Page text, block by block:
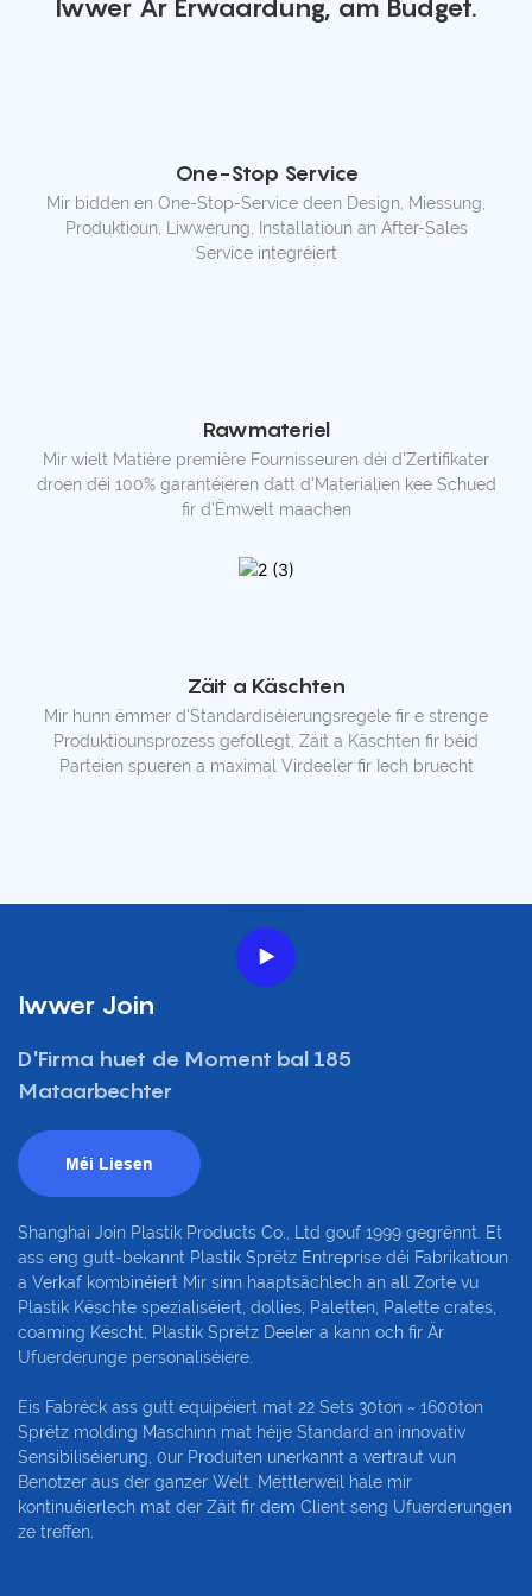
Iwwer Är Erwaardung, am Budget.
One-Stop Service
Mir bidden en One-Stop-Service deen Design, Miessung,
Produktioun, Liwwerung, Installatioun an After-Sales
Service integréiert
Rawmateriel
Mir wielt Matière première Fournisseuren déi d'Zertifikater
droen déi 100% garantéieren datt d'Materialien kee Schued
fir d'Ëmwelt maachen
Zäit a Käschten
Mir hunn ëmmer d'Standardiséierungsregele fir e strenge
Produktiounsprozess gefollegt, Zäit a Käschten fir béid
Parteien spueren a maximal Virdeeler fir Iech bruecht
Iwwer Join
D'Firma huet de Moment bal 185
Mataarbechter
Méi Liesen
Shanghai Join Plastik Products Co., Ltd gouf 1999 gegrënnt. Et
ass eng gutt-bekannt Plastik Sprëtz Entreprise déi Fabrikatioun
a Verkaf kombinéiert Mir sinn haaptsächlech an all Zorte vu
Plastik Këschte spezialiséiert, dollies, Paletten, Palette crates,
coaming Këscht, Plastik Sprëtz Deeler a kann och fir Är
Ufuerderunge personaliséiere.
Eis Fabréck ass gutt equipéiert mat 22 Sets 30ton ~ 1600ton
Sprëtz molding Maschinn mat héije Standard an innovativ
Sensibiliséierung, 0ur Produiten unerkannt a vertraut vun
Benotzer aus der ganzer Welt. Mëttlerweil hale mir
kontinuéierlech mat der Zäit fir dem Client seng Ufuerderungen
ze treffen.